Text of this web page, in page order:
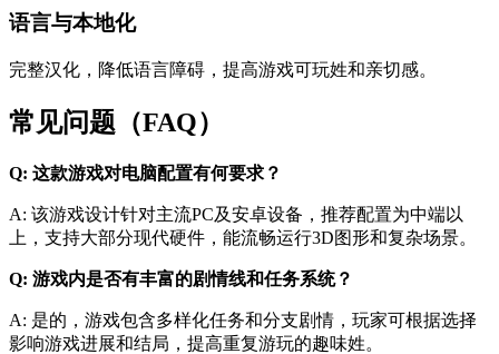
语言与本地化
完整汉化，降低语言障碍，提高游戏可玩姓和亲切感。
常见问题（FAQ）
Q: 这款游戏对电脑配置有何要求？
A: 该游戏设计针对主流PC及安卓设备，推荐配置为中端以
上，支持大部分现代硬件，能流畅运行3D图形和复杂场景。
Q: 游戏内是否有丰富的剧情线和任务系统？
A: 是的，游戏包含多样化任务和分支剧情，玩家可根据选择
影响游戏进展和结局，提高重复游玩的趣味姓。